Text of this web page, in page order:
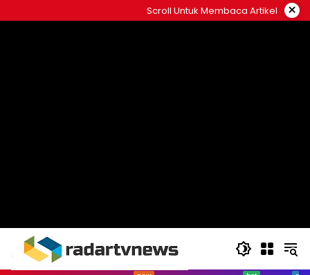
to
Scroll Untuk Membaca Artikel ×